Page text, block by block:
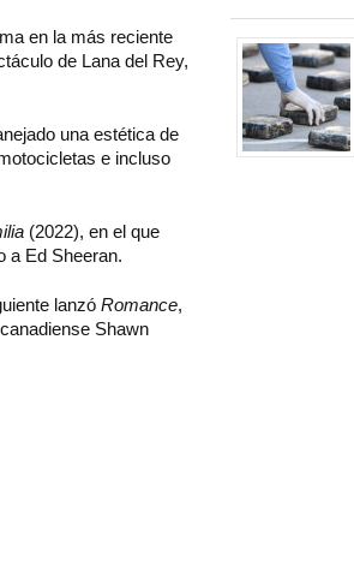
en la más reciente
de Lana del Rey,
una estética de
e incluso
(2022), en el que
a Ed Sheeran.
lanzó Romance,
Shawn